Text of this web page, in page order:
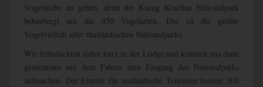
Vogelsuche zu gehen, denn der Kaeng Krachan Nationalpark
beherbergt um die 450 Vogelarten. Das ist die größte
Vogelvielfalt aller thailändischen Nationalparks.
Wir frühstückten daher kurz in der Lodge und konnten uns dann
gemeinsam mit dem Fahrer zum Eingang des Nationalparks
aufmachen. Der Eintritt für ausländische Touristen kostete 300